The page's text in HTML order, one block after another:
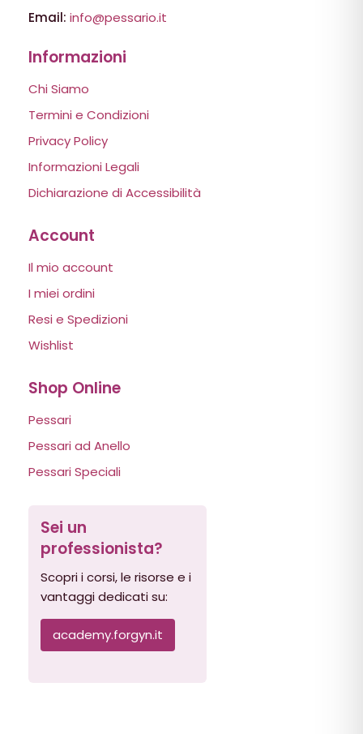
Email: info@pessario.it
Informazioni
Chi Siamo
Termini e Condizioni
Privacy Policy
Informazioni Legali
Dichiarazione di Accessibilità
Account
Il mio account
I miei ordini
Resi e Spedizioni
Wishlist
Shop Online
Pessari
Pessari ad Anello
Pessari Speciali
Sei un
professionista?
Scopri i corsi, le risorse e i
vantaggi dedicati su:
academy.forgyn.it